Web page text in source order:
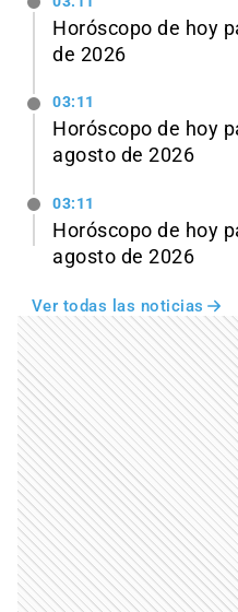
Horóscopo de hoy
de 2026
03:11
Horóscopo de hoy
agosto de 2026
03:11
Horóscopo de hoy
agosto de 2026
Ver todas las noticias